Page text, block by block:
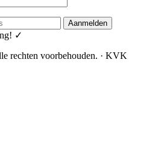
Aanmelden
✓
rechten voorbehouden. · KVK